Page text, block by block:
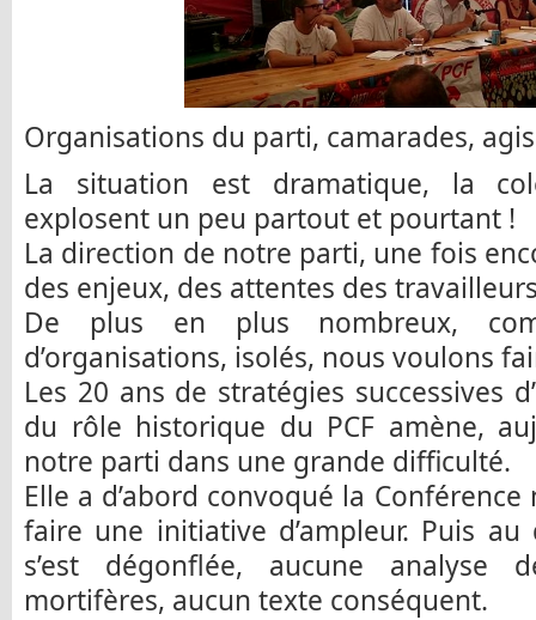
Organisations du parti, camarades,
La situation est dramatique, la
explosent un peu partout et pourtant !
La direction de notre parti, une fois
des enjeux, des attentes des
De plus en plus nombreux,
d’organisations, isolés, nous voulons
Les 20 ans de stratégies successives
du rôle historique du PCF amène,
notre parti dans une grande difficulté.
Elle a d’abord convoqué la
faire une initiative d’ampleur. Puis
s’est dégonflée, aucune analyse
mortifères, aucun texte conséquent.